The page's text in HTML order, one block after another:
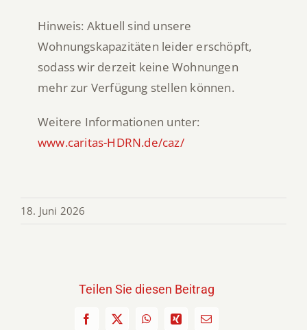
Hinweis: Aktuell sind unsere
Wohnungskapazitäten leider erschöpft,
sodass wir derzeit keine Wohnungen
mehr zur Verfügung stellen können.
Weitere Informationen unter:
www.caritas-HDRN.de/caz/
18. Juni 2026
Teilen Sie diesen Beitrag
Facebook
X WhatsApp
Xing
E-